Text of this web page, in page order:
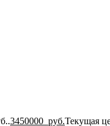
3450000 руб.Текущая